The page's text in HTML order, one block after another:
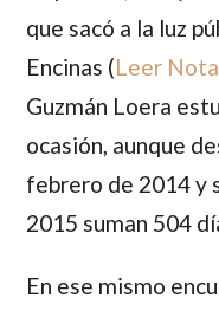
que sacó a la luz
Encinas (Leer Nota
Guzmán Loera
ocasión, aunque
febrero de 2014 y
2015 suman 504
En ese mismo